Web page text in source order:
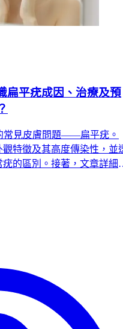
扁平疣成因、治療及預
常見皮膚問題——扁平疣。
特徵及其高度傳染性，並
的區別。接著，文章詳細
碳（CO2）激光治療的精
專業醫生主理治療的重要
以及如何從日常衛生習慣